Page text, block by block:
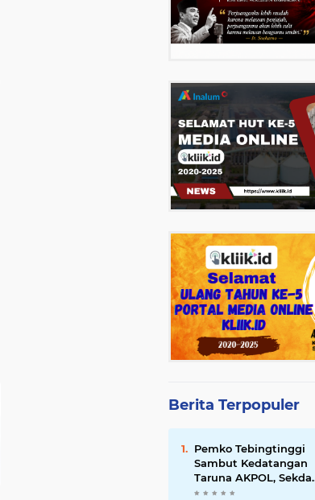
Berita Terpopuler
Pemko Tebingtinggi
Sambut Kedatangan
Taruna AKPOL, Sekda:
Jadikan Momen